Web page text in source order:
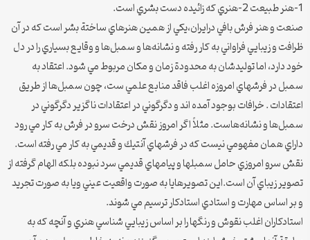
1-هنر طبيعت 2-هنري كه زائيده دست بشري است.
صنعت و هنر فرش بافي در‌ايران،‌يكي از همين هنرهاي ساختة بشر است كه در آن
ظرافت و زيبايي فراواني به كار رفته و نشانه‌ها و سمبل‌ها و وقايع بسياري را در دل
خود دارد، اما توليدشان به محدودة زمان و مكان مربوط مي شود. اعتقاد به
سمبل در فرشهاي امروزه اغلب فاقد منابع علمي ست، چون سمبل‌ها از طريق
اعتقادات . خرافات بوجود آمده اند و دگرگوني در اعتقادات ناگزير دگرگوني در
سمبل‌ها و نشانه‌هاست. مثلاً اگر امروز نقش درخت سرو در فرش به كار مي رود
داراي همان مفهومي نيست كه در فرشهاي آنتيك و قديمي به كار مي رفته است.
نقش سرو امروزي حامل سمبلها و پيامهاي قديمي سرد نبوده بلكه الهام گرفته از
تصوير زيباي آن است.‌اين تصويرها‌يا به صورت واقعيت عيني و‌يا به صورت تجريد
و بر اساس مهارت و استادي استادكار ترسيم مي شوند.
استادكاران اغلب نقوش و رنگها را بر اساس زيبايي شناسي هنري و آنچه كه به